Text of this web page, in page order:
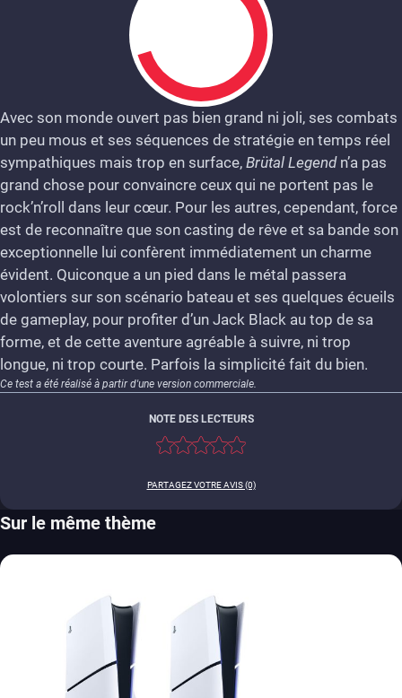
7
Avec son monde ouvert pas bien grand ni joli, ses combats
un peu mous et ses séquences de stratégie en temps réel
sympathiques mais trop en surface, Brütal Legendn’a pas
grand chose pour convaincre ceux qui ne portent pas le
rock’n’roll dans leur cœur. Pour les autres, cependant, force
est de reconnaître que son casting de rêve et sa bande son
exceptionnelle lui confèrent immédiatement un charme
évident. Quiconque a un pied dans le métal passera
volontiers sur son scénario bateau et ses quelques écueils
de gameplay, pour profiter d’un Jack Black au top de sa
forme, et de cette aventure agréable à suivre, ni trop
longue, ni trop courte. Parfois la simplicité fait du bien.
Ce test a été réalisé à partir d'une version commerciale.
NOTE DES LECTEURS
PARTAGEZ VOTRE AVIS (0)
Sur le même thème